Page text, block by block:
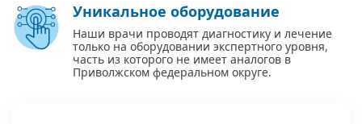
Уникальное оборудование
Наши врачи проводят диагностику и лечение
только на оборудовании экспертного уровня,
часть из которого не имеет аналогов в
Приволжском федеральном округе.